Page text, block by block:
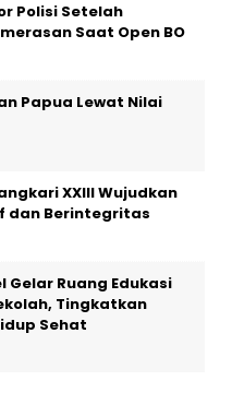
Polisi Setelah
Saat Open BO
Papua Lewat Nilai
XXIII Wujudkan
dan Berintegritas
Gelar Ruang Edukasi
Tingkatkan
Sehat